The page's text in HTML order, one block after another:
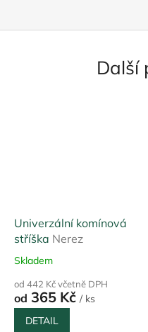
Další
Univerzální komínová
stříška Nerez
Skladem
od 442 Kč včetně DPH
od 365 Kč / ks
DETAIL